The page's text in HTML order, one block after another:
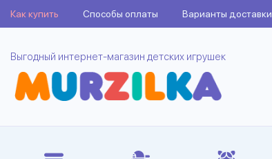
Как купить Способы оплаты Варианты доставки
Выгодный интернет-магазин детских игрушек